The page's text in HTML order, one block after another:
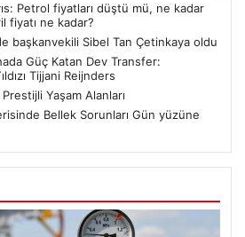
Petrol fiyatları düştü mü, ne kadar
fiyatı ne kadar?
başkanvekili Sibel Tan Çetinkaya oldu
Güç Katan Dev Transfer:
Tijjani Reijnders
Yaşam Alanları
Bellek Sorunları Gün yüzüne